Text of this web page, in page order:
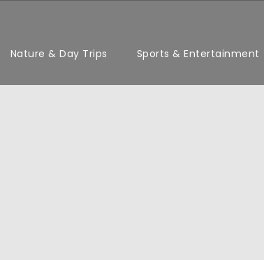
Nature & Day Trips Sports & Entertainment